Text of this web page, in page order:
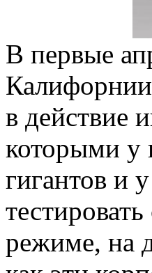
В первые
в действие
которыми у
гигантов и
режиме, на